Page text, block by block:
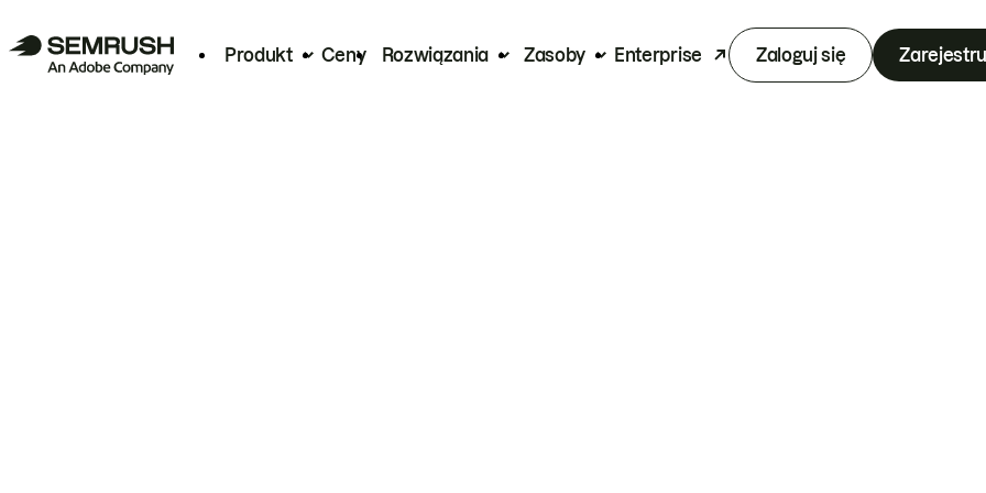
Produkt Ceny Rozwiązania Zasoby Enterprise Zaloguj się